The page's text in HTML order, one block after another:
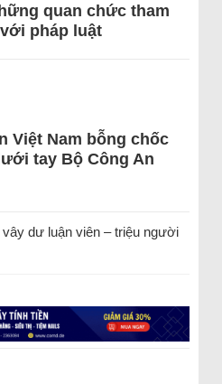
quan chức tham
pháp luật
Việt Nam bỗng chốc
tay Bộ Công An
vây dư luận viên – triệu người